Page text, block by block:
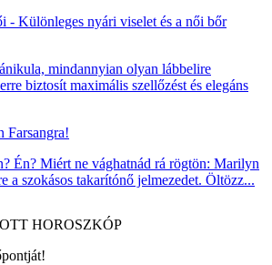
- Különleges nyári viselet és a női bőr
mindannyian olyan lábbelire
biztosít maximális szellőzést és elegáns
Farsangra!
Én? Miért ne vághatnád rá rögtön: Marilyn
a szokásos takarítónő jelmezedet. Öltözz...
HOROSZKÓP